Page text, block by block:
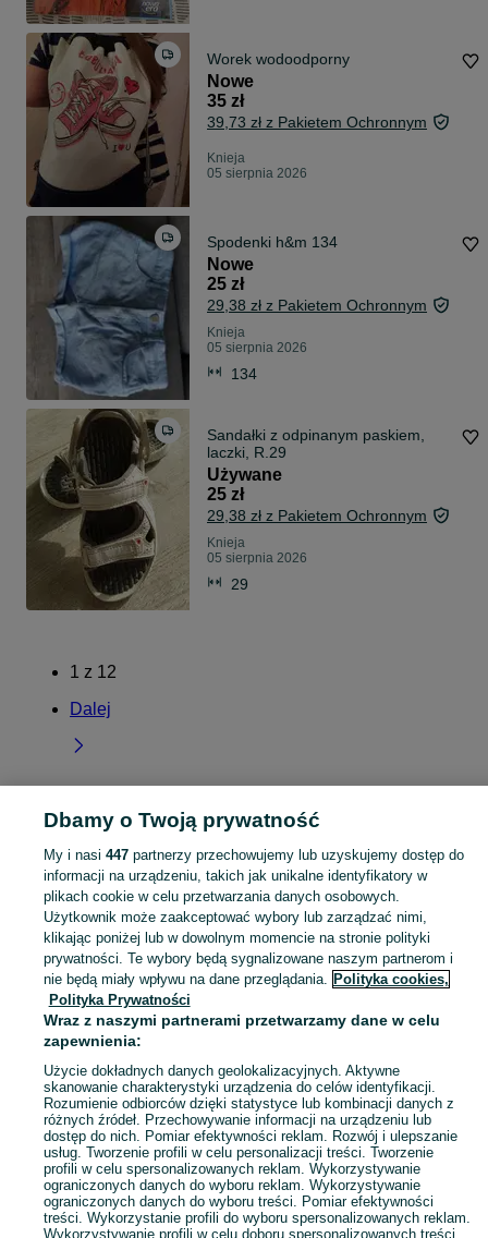
Worek wodoodporny
Nowe
35 zł
39,73 zł z Pakietem Ochronnym
Knieja
05 sierpnia 2026
Spodenki h&m 134
Nowe
25 zł
29,38 zł z Pakietem Ochronnym
Knieja
05 sierpnia 2026
134
Sandałki z odpinanym paskiem,
laczki, R.29
Używane
25 zł
29,38 zł z Pakietem Ochronnym
Knieja
05 sierpnia 2026
29
1 z 12
Dalej
Strona główna Kujawsko-pomorskie Knieja
KATEGORIA
Skorzystaj z największego serwisu ogłoszeniowego - Knieja i okolice! Kupuj to, czego pragniesz i sprzedawaj to, czego już nie potrzebujesz! Zobacz
Mapa kategorii
Mapa miejscowości
Mapa ministron
Popularne wyszukiwania
Dbamy o Twoją prywatność
My i nasi 447partnerzy przechowujemy lub uzyskujemy dostęp do
informacji na urządzeniu, takich jak unikalne identyfikatory w
plikach cookie w celu przetwarzania danych osobowych.
Użytkownik może zaakceptować wybory lub zarządzać nimi,
klikając poniżej lub w dowolnym momencie na stronie polityki
prywatności. Te wybory będą sygnalizowane naszym partnerom i
nie będą miały wpływu na dane przeglądania. Polityka cookies,
Polityka Prywatności
Wraz z naszymi partnerami przetwarzamy dane w celu
zapewnienia:
Użycie dokładnych danych geolokalizacyjnych. Aktywne
skanowanie charakterystyki urządzenia do celów identyfikacji.
Rozumienie odbiorców dzięki statystyce lub kombinacji danych z
różnych źródeł. Przechowywanie informacji na urządzeniu lub
dostęp do nich. Pomiar efektywności reklam. Rozwój i ulepszanie
usług. Tworzenie profili w celu personalizacji treści. Tworzenie
profili w celu spersonalizowanych reklam. Wykorzystywanie
ograniczonych danych do wyboru reklam. Wykorzystywanie
ograniczonych danych do wyboru treści. Pomiar efektywności
treści. Wykorzystanie profili do wyboru spersonalizowanych reklam.
Wykorzystywanie profili w celu doboru spersonalizowanych treści.